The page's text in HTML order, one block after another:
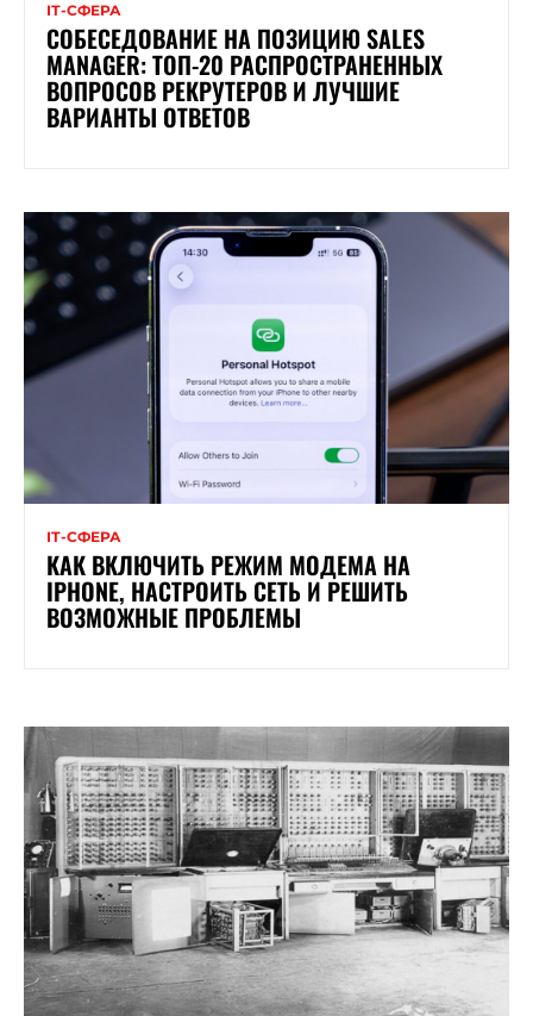
ІТ-СФЕРА
СОБЕСЕДОВАНИЕ НА ПОЗИЦИЮ SALES
MANAGER: ТОП-20 РАСПРОСТРАНЕННЫХ
ВОПРОСОВ РЕКРУТЕРОВ И ЛУЧШИЕ
ВАРИАНТЫ ОТВЕТОВ
ІТ-СФЕРА
КАК ВКЛЮЧИТЬ РЕЖИМ МОДЕМА НА
IPHONE, НАСТРОИТЬ СЕТЬ И РЕШИТЬ
ВОЗМОЖНЫЕ ПРОБЛЕМЫ